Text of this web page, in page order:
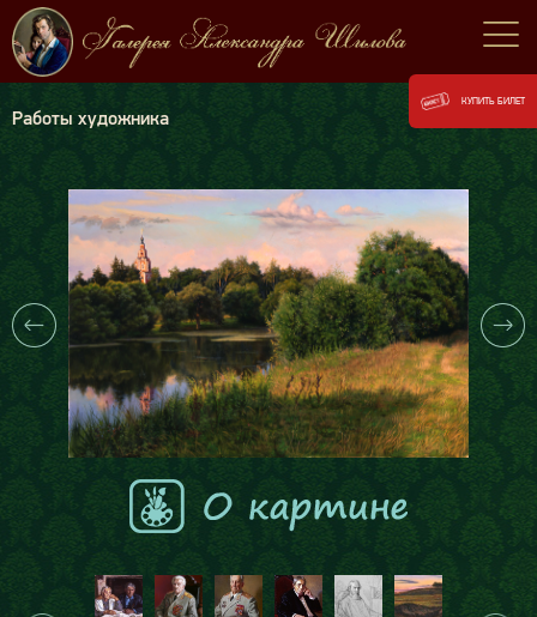
Работы художника
КУПИТЬ БИЛЕТ